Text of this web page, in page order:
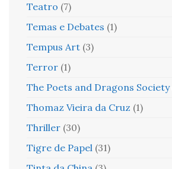
Teatro (7)
Temas e Debates (1)
Tempus Art (3)
Terror (1)
The Poets and Dragons Society
Thomaz Vieira da Cruz (1)
Thriller (30)
Tigre de Papel (31)